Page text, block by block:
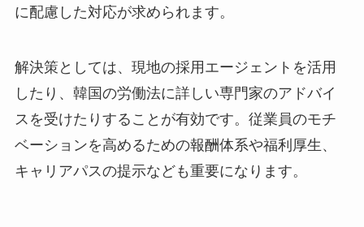
に配慮した対応が求められます。
解決策としては、現地の採用エージェントを活用
したり、韓国の労働法に詳しい専門家のアドバイ
スを受けたりすることが有効です。従業員のモチ
ベーションを高めるための報酬体系や福利厚生、
キャリアパスの提示なども重要になります。